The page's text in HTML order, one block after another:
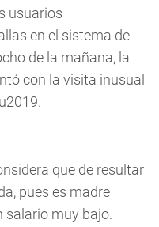
usuarios
en el sistema de
de la mañana, la
con la visita inusual
que de resultar
pues es madre
salario muy bajo.